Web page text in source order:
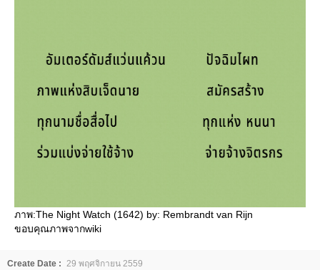
ภาพ:The Night Watch (1642) by: Rembrandt van Rijn
ขอบคุณภาพจากwiki
Create Date :
29 พฤศจิกายน 2559